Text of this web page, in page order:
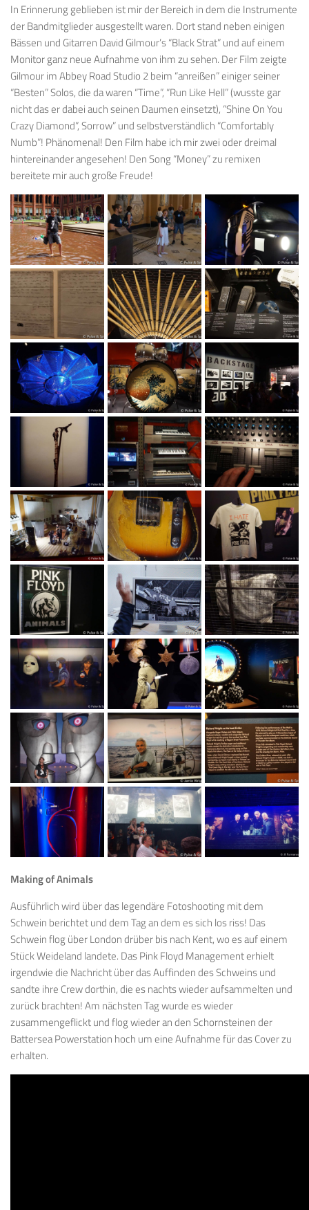
In Erinnerung geblieben ist mir der Bereich in dem die Instrumente
der Bandmitglieder ausgestellt waren. Dort stand neben einigen
Bässen und Gitarren David Gilmour’s “Black Strat” und auf einem
Monitor ganz neue Aufnahme von ihm zu sehen. Der Film zeigte
Gilmour im Abbey Road Studio 2 beim “anreißen” einiger seiner
“Besten” Solos, die da waren “Time”, “Run Like Hell” (wusste gar
nicht das er dabei auch seinen Daumen einsetzt), “Shine On You
Crazy Diamond”, Sorrow” und selbstverständlich “Comfortably
Numb”! Phänomenal! Den Film habe ich mir zwei oder dreimal
hintereinander angesehen! Den Song “Money” zu remixen
bereitete mir auch große Freude!
Making of Animals
Ausführlich wird über das legendäre Fotoshooting mit dem
Schwein berichtet und dem Tag an dem es sich los riss! Das
Schwein flog über London drüber bis nach Kent, wo es auf einem
Stück Weideland landete. Das Pink Floyd Management erhielt
irgendwie die Nachricht über das Auffinden des Schweins und
sandte ihre Crew dorthin, die es nachts wieder aufsammelten und
zurück brachten! Am nächsten Tag wurde es wieder
zusammengeflickt und flog wieder an den Schornsteinen der
Battersea Powerstation hoch um eine Aufnahme für das Cover zu
erhalten.